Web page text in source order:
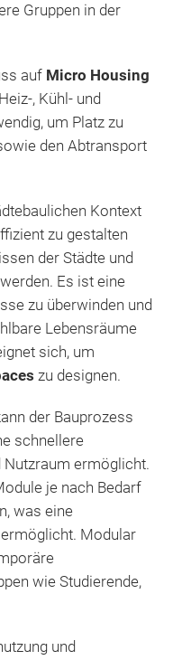
Gruppen in der
auf Micro Housing
, Kühl- und
um Platz zu
den Abtransport
Kontext
zu gestalten
der Städte und
Es ist eine
zu überwinden und
Lebensräume
sich, um
zu designen.
der Bauprozess
schnellere
Nutzraum ermöglicht.
je nach Bedarf
was eine
Modular
wie Studierende,
und